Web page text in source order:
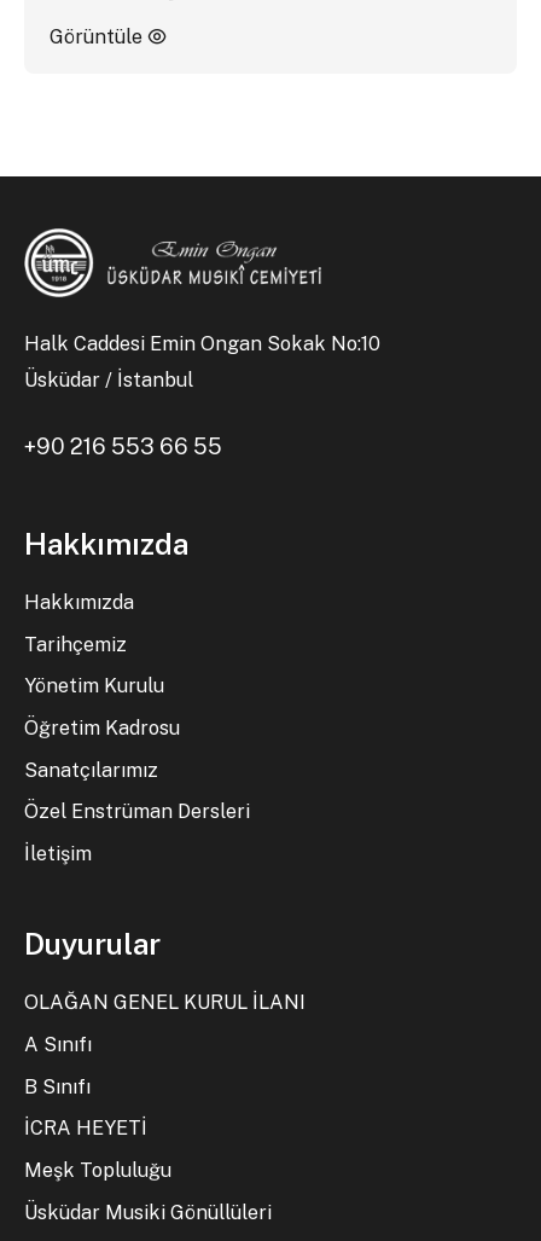
Görüntüle
Halk Caddesi Emin Ongan Sokak No:10
Üsküdar / İstanbul
+90 216 553 66 55
Hakkımızda
Hakkımızda
Tarihçemiz
Yönetim Kurulu
Öğretim Kadrosu
Sanatçılarımız
Özel Enstrüman Dersleri
İletişim
Duyurular
OLAĞAN GENEL KURUL İLANI
A Sınıfı
B Sınıfı
İCRA HEYETİ
Meşk Topluluğu
Üsküdar Musiki Gönüllüleri